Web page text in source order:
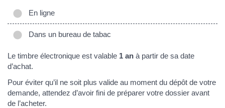
En ligne
Dans un bureau de tabac
Le timbre électronique est valable 1 an à partir de sa date
d’achat.
Pour éviter qu’il ne soit plus valide au moment du dépôt de votre
demande, attendez d’avoir fini de préparer votre dossier avant
de l’acheter.